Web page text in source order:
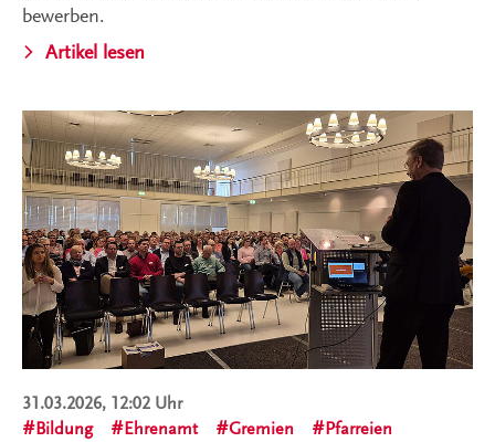
bewerben.
Artikel lesen
31.03.2026, 12:02 Uhr
Bildung
Ehrenamt Gremien
Pfarreien